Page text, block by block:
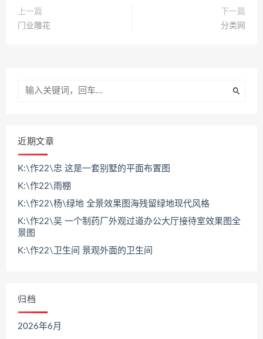
上一篇
门业雕花
下一篇
分类网
近期文章
K:\作22\忠 这是一套别墅的平面布置图
K:\作22\雨棚
K:\作22\杨\绿地 全景效果图海残留绿地现代风格
K:\作22\吴 一个制药厂外观过道办公大厅接待室效果图全
景图
K:\作22\卫生间 景观外面的卫生间
归档
2026年6月